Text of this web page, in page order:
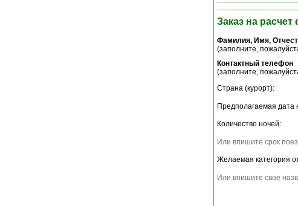
Заказ на расчет
Фамилия, Имя,
(заполните,
Контактный телефон
(заполните,
Страна (курорт):
Предполагаемая дата
Количество ночей:
Или впишите срок
Желаемая категория
Или впишите свое